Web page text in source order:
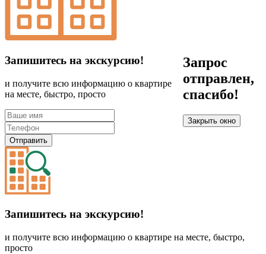
Запишитесь на экскурсию!
и получите всю информацию о квартире
на месте, быстро, просто
Отправить
Запрос
отправлен,
спасибо!
Закрыть окно
Запишитесь на экскурсию!
и получите всю информацию о квартире на месте, быстро,
просто